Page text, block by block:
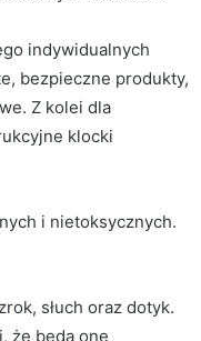
indywidualnych
bezpieczne produkty,
Z kolei dla
klocki
i nietoksycznych.
słuch oraz dotyk.
że będą one